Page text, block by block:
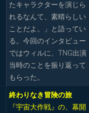
たキャラクターを演じら
れるなんて、素晴らしい
ことだよ。」と語ってい
る。今回のインタビュー
ではウィルに、TNG出演
当時のことを振り返って
もらった。
終わりなき冒険の旅
『宇宙大作戦』の、幕開